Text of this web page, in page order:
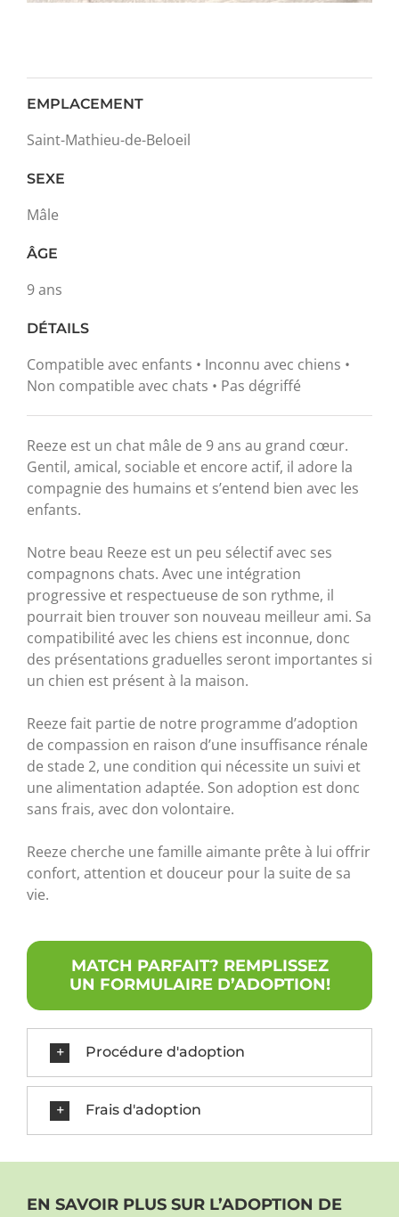
EMPLACEMENT
Saint-Mathieu-de-Beloeil
SEXE
Mâle
ÂGE
9 ans
DÉTAILS
Compatible avec enfants • Inconnu avec chiens •
Non compatible avec chats • Pas dégriffé
Reeze est un chat mâle de 9 ans au grand cœur.
Gentil, amical, sociable et encore actif, il adore la
compagnie des humains et s’entend bien avec les
enfants.
Notre beau Reeze est un peu sélectif avec ses
compagnons chats. Avec une intégration
progressive et respectueuse de son rythme, il
pourrait bien trouver son nouveau meilleur ami. Sa
compatibilité avec les chiens est inconnue, donc
des présentations graduelles seront importantes si
un chien est présent à la maison.
Reeze fait partie de notre programme d’adoption
de compassion en raison d’une insuffisance rénale
de stade 2, une condition qui nécessite un suivi et
une alimentation adaptée. Son adoption est donc
sans frais, avec don volontaire.
Reeze cherche une famille aimante prête à lui offrir
confort, attention et douceur pour la suite de sa
vie.
MATCH PARFAIT? REMPLISSEZ
UN FORMULAIRE D’ADOPTION!
Procédure d'adoption
Frais d'adoption
EN SAVOIR PLUS SUR L’ADOPTION DE